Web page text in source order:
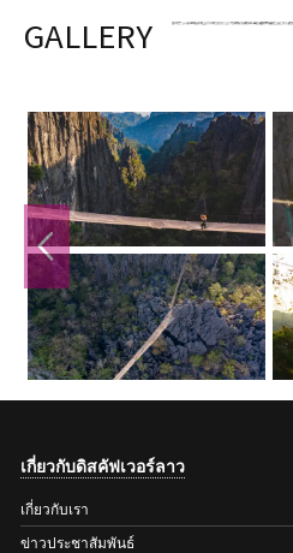
GALLERY
PREVIOUS
เกี่ยวกับดิสคัฟเวอร์ลาว
เกี่ยวกับเรา
ข่าวประชาสัมพันธ์